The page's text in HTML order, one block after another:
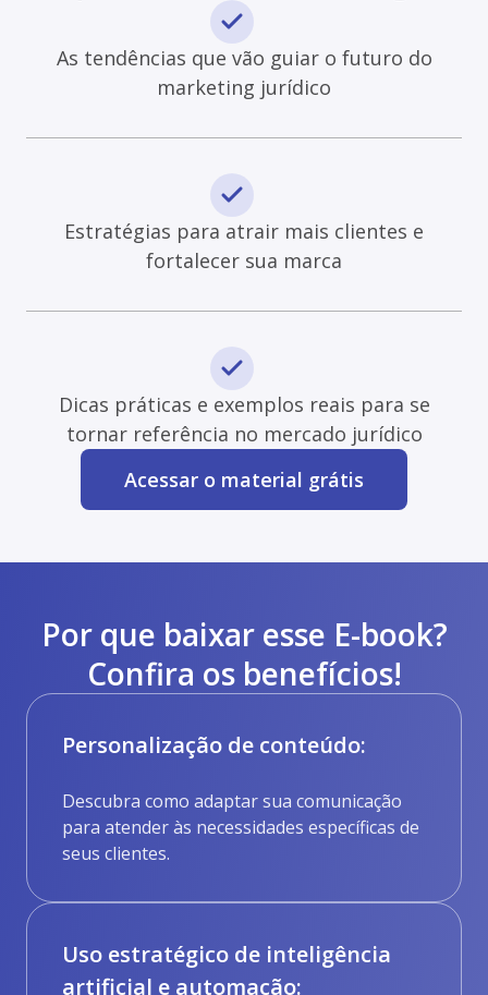
As tendências que vão guiar o futuro do
marketing jurídico
Estratégias para atrair mais clientes e
fortalecer sua marca
Dicas práticas e exemplos reais para se
tornar referência no mercado jurídico
Acessar o material grátis
Por que baixar esse E-book?
Confira os benefícios!
Personalização de conteúdo:
Descubra como adaptar sua comunicação
para atender às necessidades específicas de
seus clientes.
Uso estratégico de inteligência
artificial e automação: